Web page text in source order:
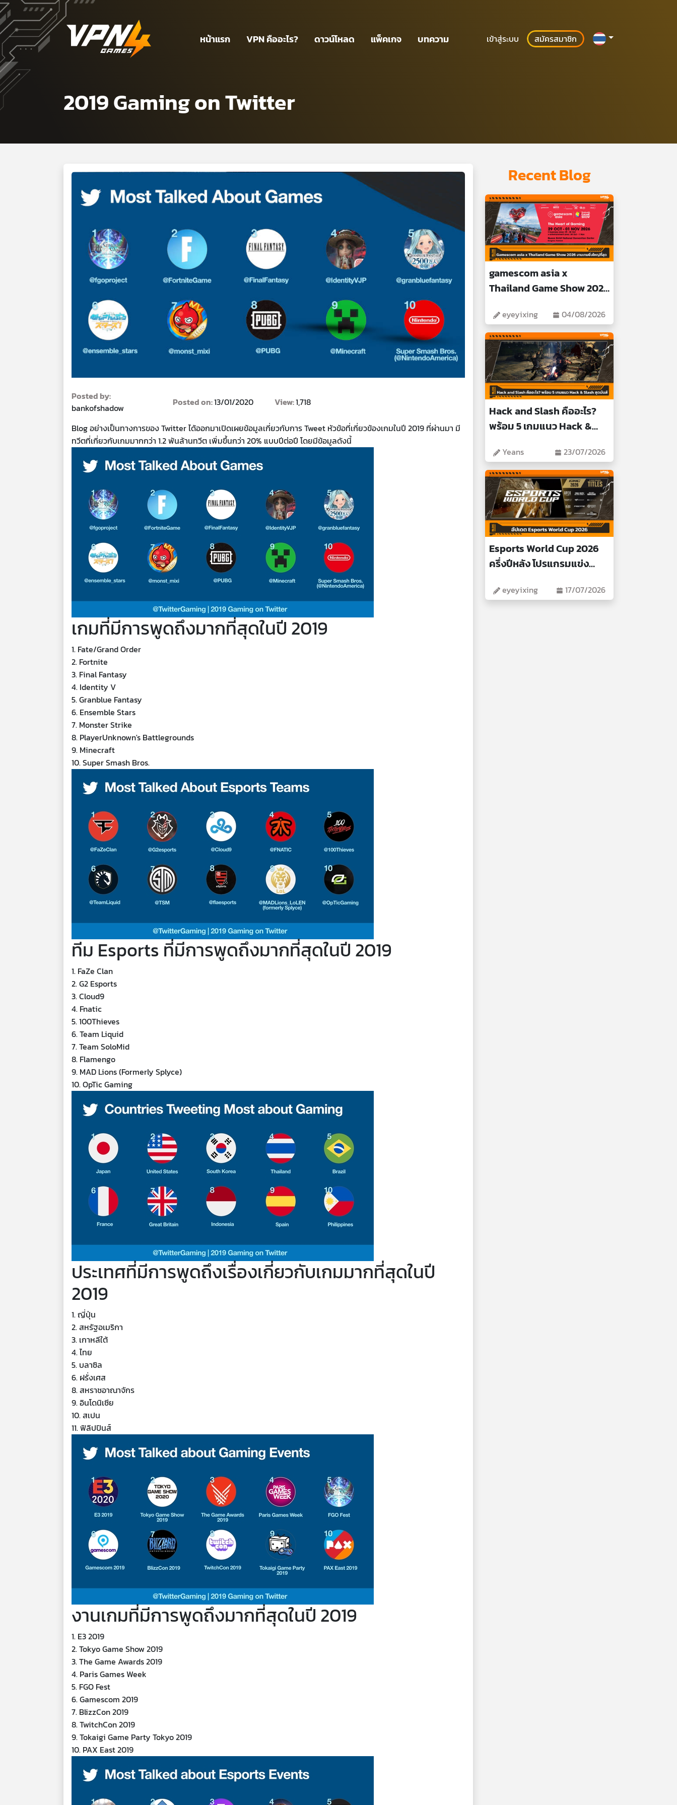
หน้าแรก VPN คืออะไร? ดาวน์โหลด แพ็คเกจ บทความ เข้าสู่ระบบ สมัครสมาชิก
2019 Gaming on Twitter
Posted by:
bankofshadow
Posted on:13/01/2020 View:1,718
Blog อย่างเป็นทางการของ Twitter ได้ออกมาเปิดเผยข้อมูลเกี่ยวกับการ Tweet หัวข้อที่เกี่ยวข้องเกมในปี 2019 ที่ผ่านมา มี
ทวีตที่เกี่ยวกับเกมมากกว่า 1.2 พันล้านทวีต เพิ่มขึ้นกว่า 20% แบบปีต่อปี โดยมีข้อมูลดังนี้
เกมที่มีการพูดถึงมากที่สุดในปี 2019
1. Fate/Grand Order
2. Fortnite
3. Final Fantasy
4. Identity V
5. Granblue Fantasy
6. Ensemble Stars
7. Monster Strike
8. PlayerUnknown's Battlegrounds
9. Minecraft
10. Super Smash Bros.
ทีม Esports ที่มีการพูดถึงมากที่สุดในปี 2019
1. FaZe Clan
2. G2 Esports
3. Cloud9
4. Fnatic
5. 100Thieves
6. Team Liquid
7. Team SoloMid
8. Flamengo
9. MAD Lions (Formerly Splyce)
10. OpTic Gaming
ประเทศที่มีการพูดถึงเรื่องเกี่ยวกับเกมมากที่สุดในปี
2019
1. ญี่ปุ่น
2. สหรัฐอเมริกา
3. เกาหลีใต้
4. ไทย
5. บลาซิล
6. ฝรั่งเศส
8. สหราชอาณาจักร
9. อินโดนิเซีย
10. สเปน
11. ฟิลิปปินส์
งานเกมที่มีการพูดถึงมากที่สุดในปี 2019
1. E3 2019
2. Tokyo Game Show 2019
3. The Game Awards 2019
4. Paris Games Week
5. FGO Fest
6. Gamescom 2019
7. BlizzCon 2019
8. TwitchCon 2019
9. Tokaigi Game Party Tokyo 2019
10. PAX East 2019
Recent Blog
gamescom asia x
Thailand Game Show 2026
eyeyixing 04/08/2026
Hack and Slash คืออะไร?
พร้อม 5 เกมแนว Hack &
Yeans 23/07/2026
Esports World Cup 2026
ครึ่งปีหลัง โปรแกรมแข่ง
eyeyixing 17/07/2026